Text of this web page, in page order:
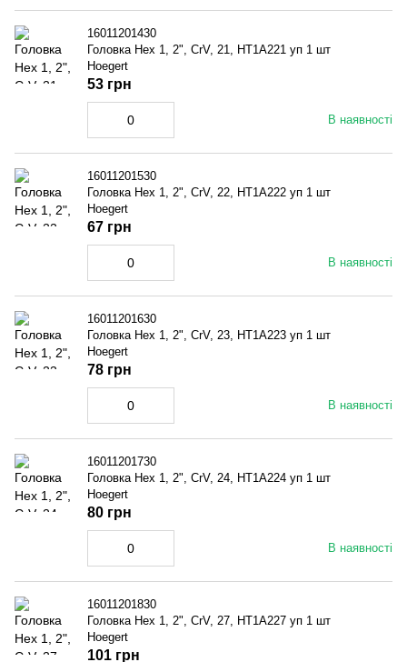
16011201430
Головка Hex 1, 2", CrV, 21, HT1A221 уп 1 шт
Hoegert
В наявності
53 грн
16011201530
Головка Hex 1, 2", CrV, 22, HT1A222 уп 1 шт
Hoegert
В наявності
67 грн
16011201630
Головка Hex 1, 2", CrV, 23, HT1A223 уп 1 шт
Hoegert
В наявності
78 грн
16011201730
Головка Hex 1, 2", CrV, 24, HT1A224 уп 1 шт
Hoegert
В наявності
80 грн
16011201830
Головка Hex 1, 2", CrV, 27, HT1A227 уп 1 шт
Hoegert
101 грн